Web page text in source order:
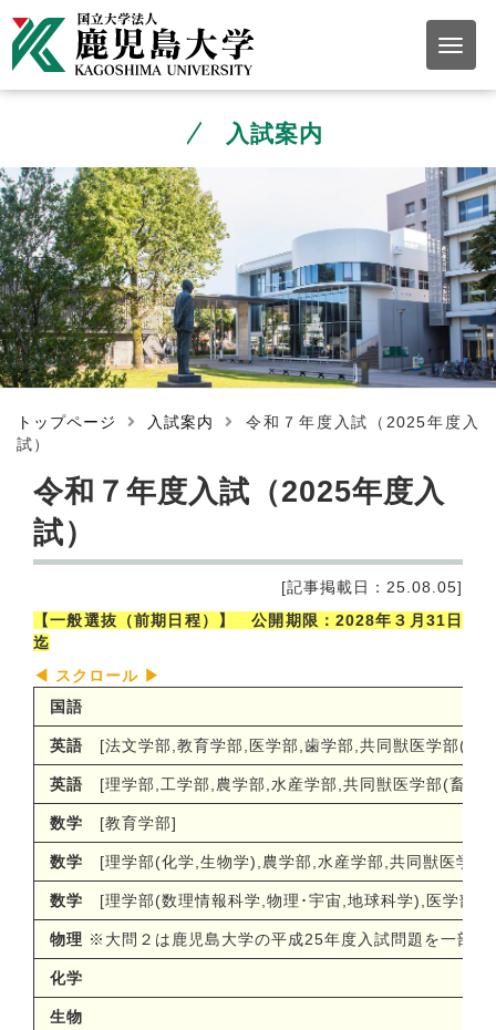
入試案内
トップページ 入試案内
令和７年度入試（2025年度入
試）
令和７年度入試（2025年度入
試）
[記事掲載日：25.08.05]
【一般選抜（前期日程）】 公開期限：2028年３月31日
迄
国語
英語 [法文学部 教育学部 医学部 歯学部 共同獣医学部(
英語 [理学部 工学部 農学部 水産学部 共同獣医学部(畜産
数学 [教育学部]
数学 [理学部(化学 生物学), 農学部 水産学部 共同獣医学部
数学 [理学部(数理情報科学 物理･宇宙 地球科学), 医学部
物理 ※大問２は鹿児島大学の平成25年度入試問題を一部改
化学
生物